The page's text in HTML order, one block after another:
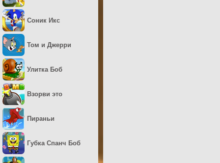
Соник Икс
Том и Джерри
Улитка Боб
Взорви это
Пираньи
Губка Спанч Боб